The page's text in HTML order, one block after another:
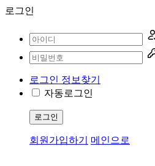
로그인
로그인 정보찾기
자동로그인
로그인
회원가입하기 메인으로